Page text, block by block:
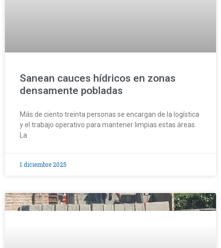
Sanean cauces hídricos en zonas
densamente pobladas
Más de ciento treinta personas se encargan de la logística
y el trabajo operativo para mantener limpias estas áreas.
La
1 diciembre 2025